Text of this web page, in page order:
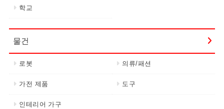
학교
물건
로봇 의류/패션
가전 제품 도구
인테리어 가구